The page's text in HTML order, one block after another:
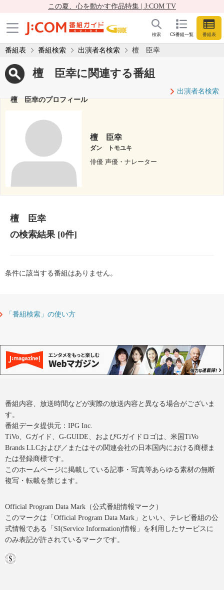
この夏、心を動かす作品特集 | J:COM TV
CS番組一覧 番組表
検索
番組表 番組検索 出演者名検索 檀 臣幸
檀 臣幸に関連する番組
出演者名検索
檀 臣幸のプロフィール
檀 臣幸
ダン トモユキ
俳優 声優・ナレーター
檀 臣幸
の検索結果[0件]
条件に該当する番組はありません。
「番組検索」の使い方
番組内容、放送時間などが実際の放送内容と異なる場合がございま
す。
番組データ提供元：IPG Inc.
TiVo、Gガイド、G-GUIDE、およびGガイドロゴは、米国TiVo
Brands LLCおよび／またはその関連会社の日本国内における商標ま
たは登録商標です。
このホームページに掲載している記事・写真等あらゆる素材の無断
複写・転載を禁じます。
Official Program Data Mark（公式番組情報マーク）
このマークは「Official Program Data Mark」といい、テレビ番組の公
式情報である「SI(Service Information)情報」を利用したサービスに
のみ表記が許されているマークです。